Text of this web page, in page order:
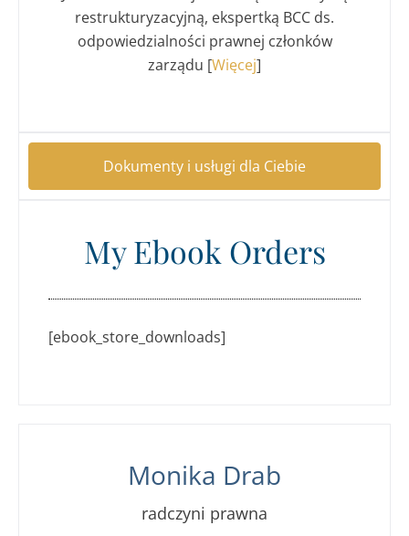
restrukturyzacyjną, ekspertką BCC ds.
odpowiedzialności prawnej członków
zarządu [Więcej]
Dokumenty i usługi dla Ciebie
My Ebook Orders
[ebook_store_downloads]
Monika Drab
radczyni prawna